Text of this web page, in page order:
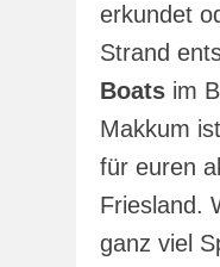
erkundet
Strand
Boats im
Makkum
für euren
Friesland.
ganz viel